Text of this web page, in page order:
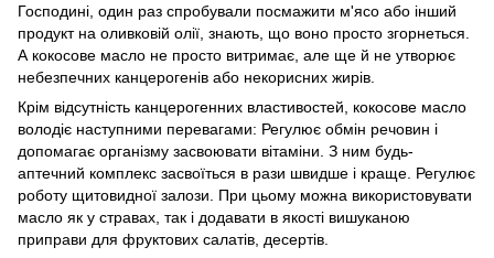
Господині, один раз спробували посмажити м'ясо або інший
продукт на оливковій олії, знають, що воно просто згорнеться.
А кокосове масло не просто витримає, але ще й не утворює
небезпечних канцерогенів або некорисних жирів.
Крім відсутність канцерогенних властивостей, кокосове масло
володіє наступними перевагами: Регулює обмін речовин і
допомагає організму засвоювати вітаміни. З ним будь-
аптечний комплекс засвоїться в рази швидше і краще. Регулює
роботу щитовидної залози. При цьому можна використовувати
масло як у стравах, так і додавати в якості вишуканою
приправи для фруктових салатів, десертів.